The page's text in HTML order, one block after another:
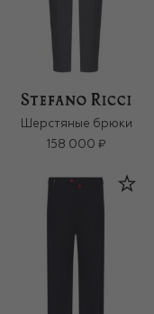
Шерстяные брюки
158 000 ₽